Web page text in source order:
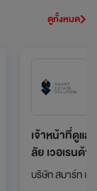
ดูทั้งหมด
เจ้าหน้าที่ดูแล
ลัย เวอเรนด้า
บริษัท สมาร์ท เอ